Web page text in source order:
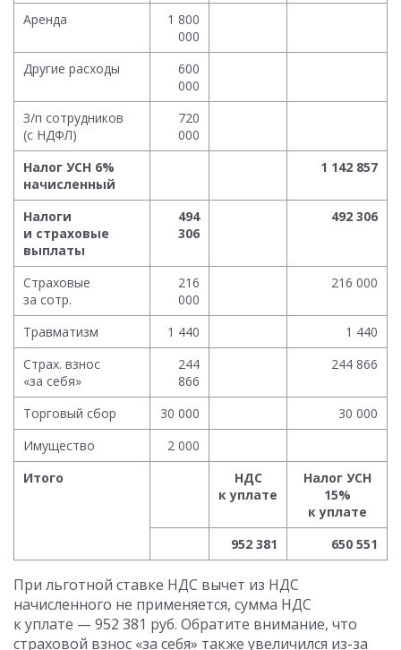
Аренда
1 800
000
Другие расходы
600
000
З/п сотрудников
(с НДФЛ)
720
000
Налог УСН 6%
начисленный
1 142 857
Налоги
и страховые
выплаты
494
306
492 306
Страховые
за сотр.
216
000
216 000
Травматизм 1 440
1 440
Страх. взнос
«за себя»
244
866
244 866
Торговый сбор 30 000
30 000
Имущество
2 000
Итого
НДС
к уплате
Налог УСН
15%
к уплате
952 381
650 551
При льготной ставке НДС вычет из НДС
начисленного не применяется, сумма НДС
к уплате — 952 381 руб. Обратите внимание, что
страховой взнос «за себя» также увеличился из-за